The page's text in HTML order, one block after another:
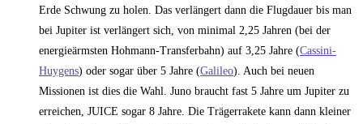
Erde Schwung zu holen. Das verlängert dann die Flugdauer bis man
bei Jupiter ist verlängert sich, von minimal 2,25 Jahren (bei der
energieärmsten Hohmann-Transferbahn) auf 3,25 Jahre (Cassini-
Huygens) oder sogar über 5 Jahre (Galileo). Auch bei neuen
Missionen ist dies die Wahl. Juno braucht fast 5 Jahre um Jupiter zu
erreichen, JUICE sogar 8 Jahre. Die Trägerrakete kann dann kleiner